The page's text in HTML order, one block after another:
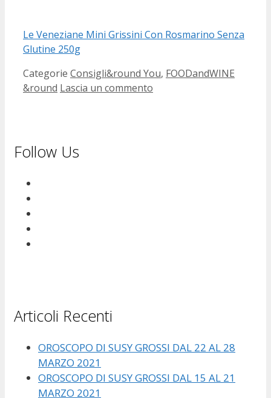
Le Veneziane Mini Grissini Con Rosmarino Senza
Glutine 250g
Categorie Consigli&round You, FOODandWINE
&round Lascia un commento
Follow Us
Articoli Recenti
OROSCOPO DI SUSY GROSSI DAL 22 AL 28
MARZO 2021
OROSCOPO DI SUSY GROSSI DAL 15 AL 21
MARZO 2021